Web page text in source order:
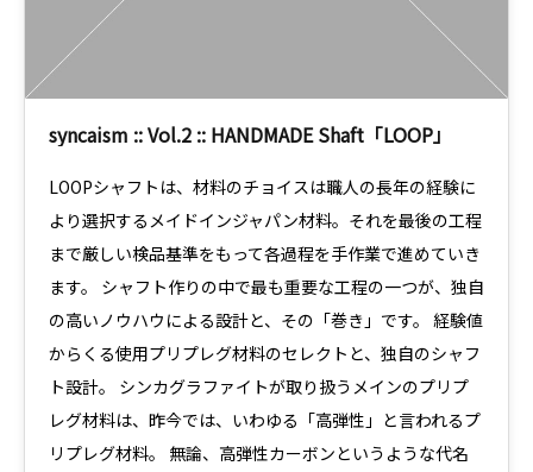
syncaism :: Vol.2 :: HANDMADE Shaft「LOOP」
LOOPシャフトは、材料のチョイスは職人の長年の経験に
より選択するメイドインジャパン材料。それを最後の工程
まで厳しい検品基準をもって各過程を手作業で進めていき
ます。 シャフト作りの中で最も重要な工程の一つが、独自
の高いノウハウによる設計と、その「巻き」です。 経験値
からくる使用プリプレグ材料のセレクトと、独自のシャフ
ト設計。 シンカグラファイトが取り扱うメインのプリプ
レグ材料は、昨今では、いわゆる「高弾性」と言われるプ
リプレグ材料。 無論、高弾性カーボンというような代名